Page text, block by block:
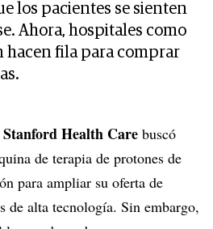
los pacientes se sienten
Ahora, hospitales como
hacen fila para comprar
Stanford Health Care buscó
de terapia de protones de
para ampliar su oferta de
de alta tecnología. Sin embargo,